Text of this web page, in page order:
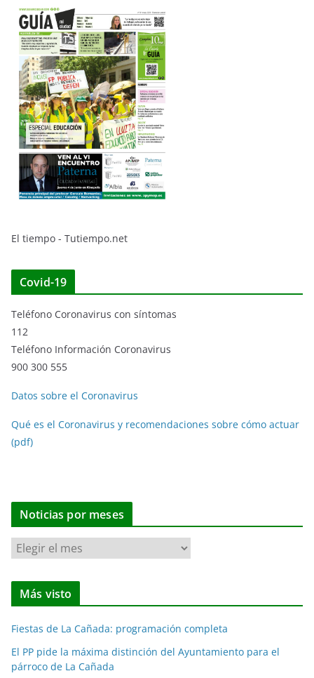
El tiempo - Tutiempo.net
Covid-19
Teléfono Coronavirus con síntomas
112
Teléfono Información Coronavirus
900 300 555
Datos sobre el Coronavirus
Qué es el Coronavirus y recomendaciones sobre cómo actuar
(pdf)
Noticias por meses
N
o
t
i
a
s
Más visto
Fiestas de La Cañada: programación completa
El PP pide la máxima distinción del Ayuntamiento para el
párroco de La Cañada